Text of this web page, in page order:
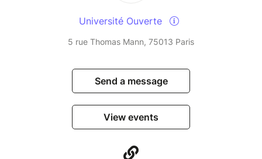
Université Ouverte
5 rue Thomas Mann, 75013 Paris
Send a message
View events